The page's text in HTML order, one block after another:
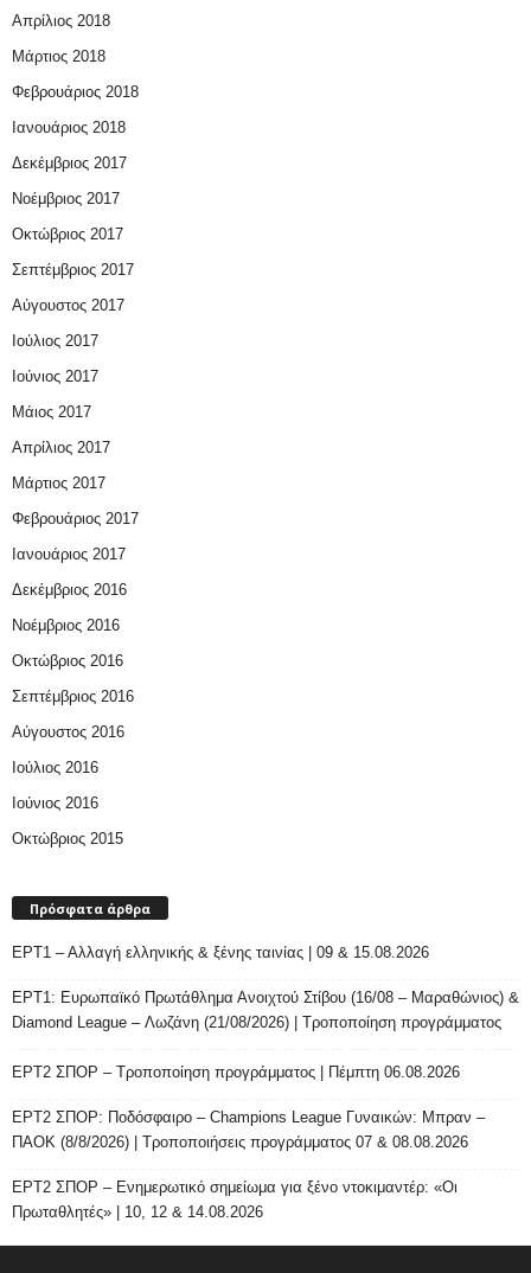
Απρίλιος 2018
Μάρτιος 2018
Φεβρουάριος 2018
Ιανουάριος 2018
Δεκέμβριος 2017
Νοέμβριος 2017
Οκτώβριος 2017
Σεπτέμβριος 2017
Αύγουστος 2017
Ιούλιος 2017
Ιούνιος 2017
Μάιος 2017
Απρίλιος 2017
Μάρτιος 2017
Φεβρουάριος 2017
Ιανουάριος 2017
Δεκέμβριος 2016
Νοέμβριος 2016
Οκτώβριος 2016
Σεπτέμβριος 2016
Αύγουστος 2016
Ιούλιος 2016
Ιούνιος 2016
Οκτώβριος 2015
Πρόσφατα άρθρα
ΕΡΤ1 – Αλλαγή ελληνικής & ξένης ταινίας | 09 & 15.08.2026
ΕΡΤ1: Ευρωπαϊκό Πρωτάθλημα Ανοιχτού Στίβου (16/08 – Μαραθώνιος) &
Diamond League – Λωζάνη (21/08/2026) | Τροποποίηση προγράμματος
ΕΡΤ2 ΣΠΟΡ – Τροποποίηση προγράμματος | Πέμπτη 06.08.2026
ΕΡΤ2 ΣΠΟΡ: Ποδόσφαιρο – Champions League Γυναικών: Μπραν –
ΠΑΟΚ (8/8/2026) | Τροποποιήσεις προγράμματος 07 & 08.08.2026
ΕΡΤ2 ΣΠΟΡ – Ενημερωτικό σημείωμα για ξένο ντοκιμαντέρ: «Οι
Πρωταθλητές» | 10, 12 & 14.08.2026